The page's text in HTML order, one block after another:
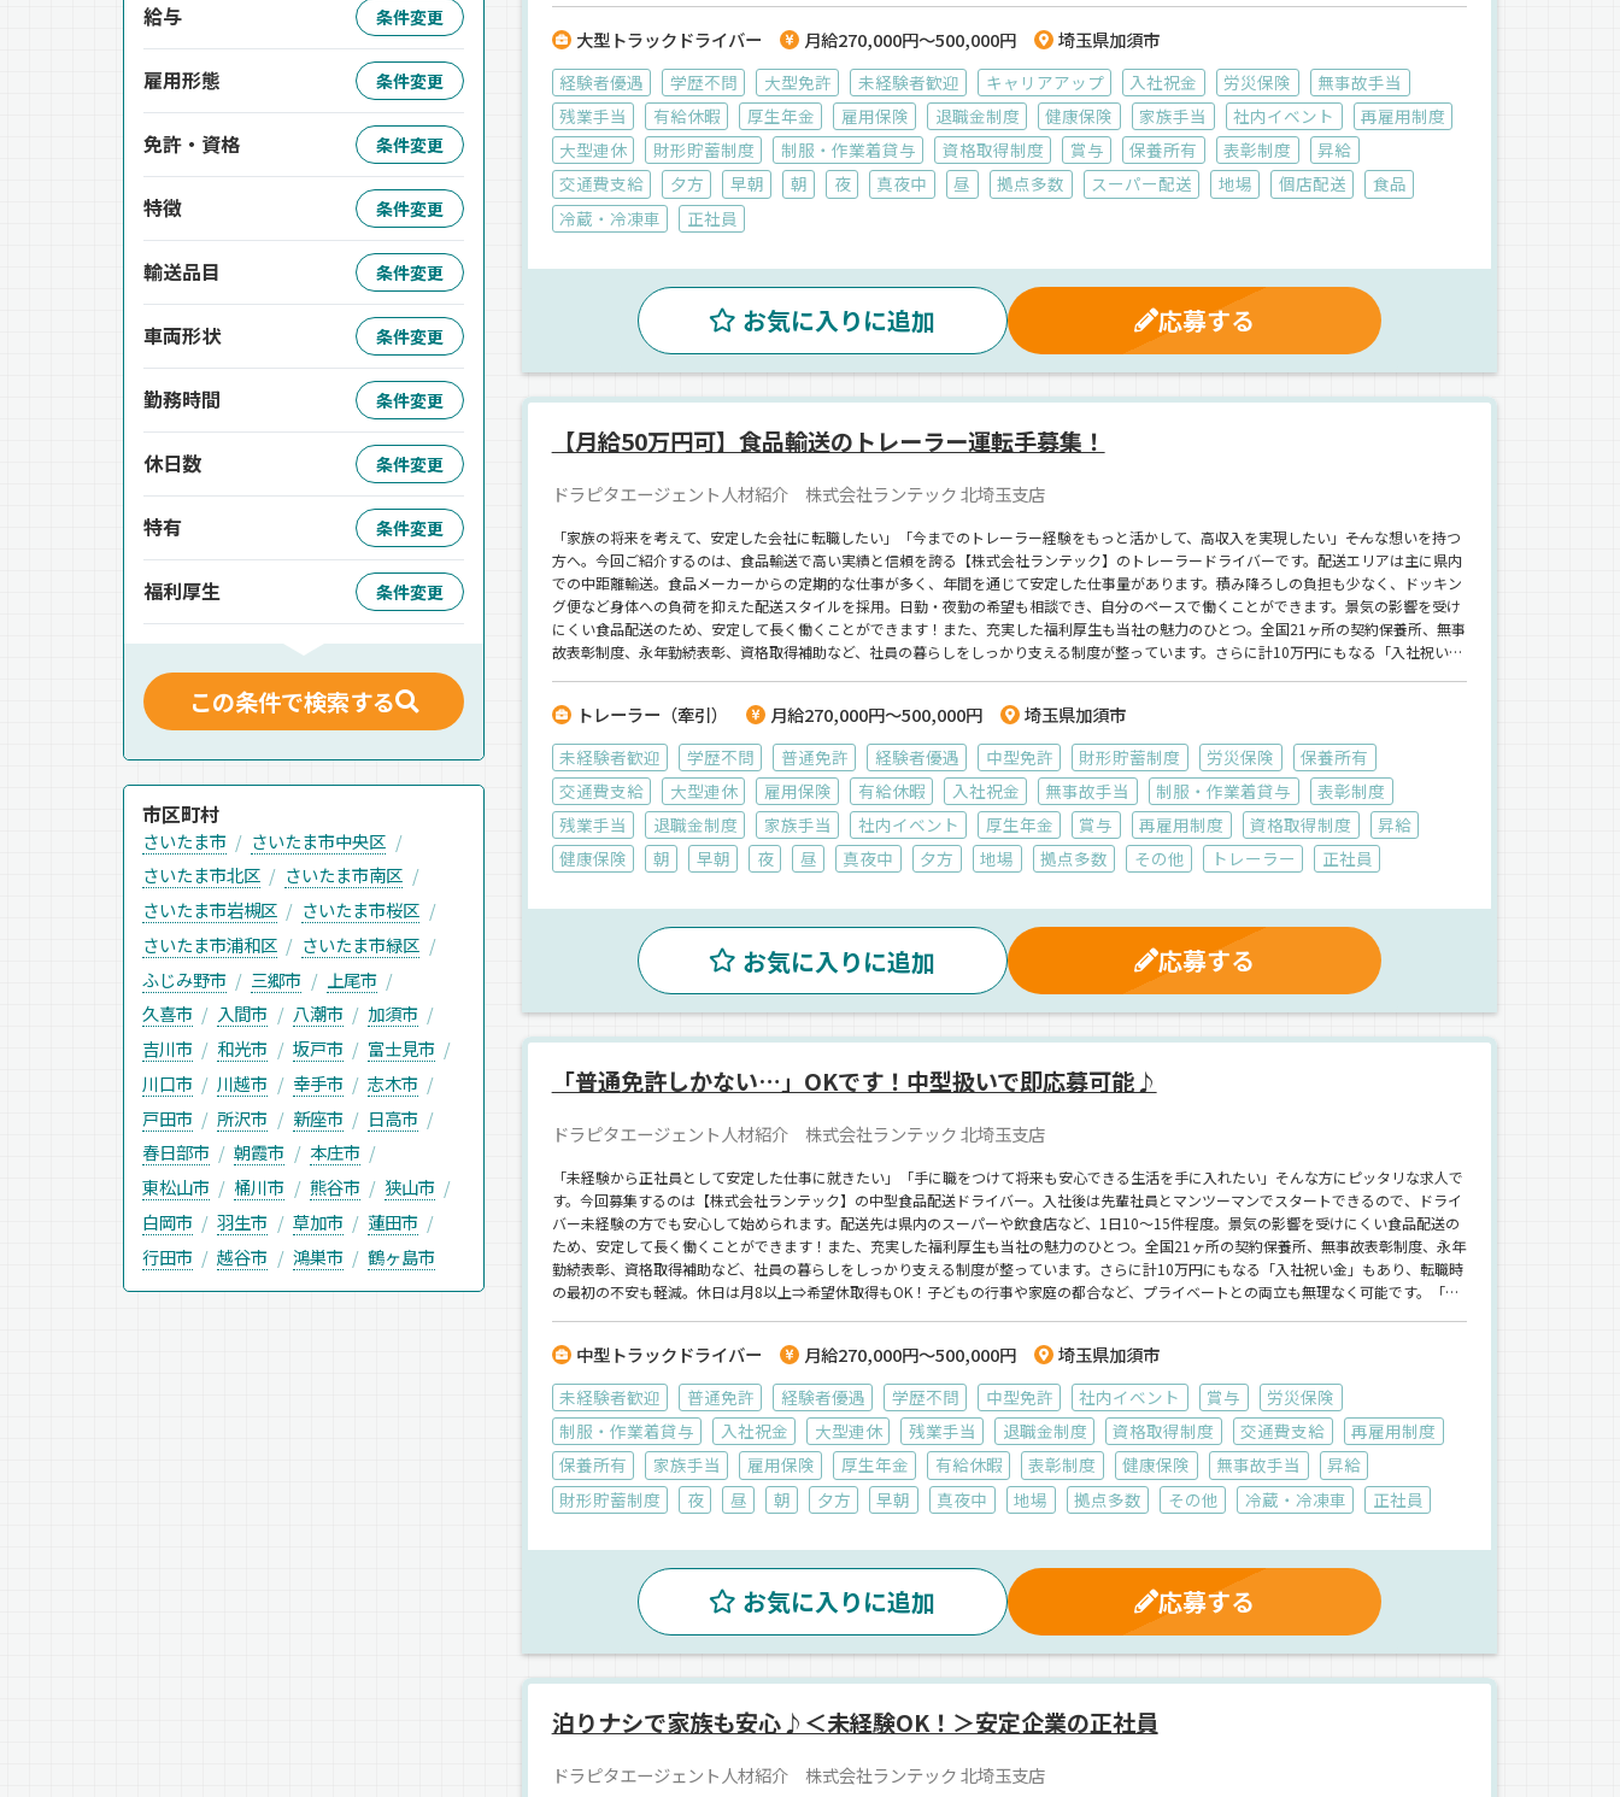
大型トラックドライバー 月給270,000円～500,000円 埼玉県加須市
経験者優遇 学歴不問 大型免許 未経験者歓迎 キャリアアップ 入社祝金 労災保険
無事故手当
残業手当
有給休暇 厚生年金 雇用保険 退職金制度 健康保険 家族手当 社内イベント
再雇用制度
大型連休
財形貯蓄制度 制服・作業着貸与 資格取得制度 賞与 保養所有 表彰制度
昇給
交通費支給
夕方 早朝 朝 夜 真夜中 昼 拠点多数 スーパー配送 地場 個店配送
食品
冷蔵・冷凍車
正社員
お気に入りに追加 応募する
【月給50万円可】食品輸送のトレーラー運転手募集！
ドラピタエージェント人材紹介 株式会社ランテック 北埼玉支店
「家族の将来を考えて、安定した会社に転職したい」「今までのトレーラー経験をもっと活かして、高収入を実現したい」――そんな想いを持つ
方へ。今回ご紹介するのは、食品輸送で高い実績と信頼を誇る【株式会社ランテック】のトレーラードライバーです。配送エリアは主に県内
での中距離輸送。食品メーカーからの定期的な仕事が多く、年間を通じて安定した仕事量があります。積み降ろしの負担も少なく、ドッキン
グ便など身体への負荷を抑えた配送スタイルを採用。日勤・夜勤の希望も相談でき、自分のペースで働くことができます。景気の影響を受け
にくい食品配送のため、安定して長く働くことができます！また、充実した福利厚生も当社の魅力のひとつ。全国21ヶ所の契約保養所、無事
故表彰制度、永年勤続表彰、資格取得補助など、社員の暮らしをしっかり支える制度が整っています。さらに計10万円にもなる「入社祝い
職場です。【株式会社ランテック】でのお仕事ですが、応募はドラピタエージェントを通じてのご紹介になります！
トレーラー（牽引） 月給270,000円～500,000円 埼玉県加須市
未経験者歓迎 学歴不問 普通免許 経験者優遇 中型免許 財形貯蓄制度 労災保険
保養所有
交通費支給
大型連休 雇用保険 有給休暇 入社祝金 無事故手当 制服・作業着貸与
表彰制度
残業手当
退職金制度 家族手当 社内イベント 厚生年金 賞与 再雇用制度 資格取得制度
昇給
健康保険
朝 早朝 夜 昼 真夜中 夕方 地場 拠点多数 その他 トレーラー 正社員
お気に入りに追加 応募する
「普通免許しかない…」OKです！中型扱いで即応募可能♪
ドラピタエージェント人材紹介 株式会社ランテック 北埼玉支店
「未経験から正社員として安定した仕事に就きたい」「手に職をつけて将来も安心できる生活を手に入れたい」そんな方にピッタリな求人で
す。今回募集するのは【株式会社ランテック】の中型食品配送ドライバー。入社後は先輩社員とマンツーマンでスタートできるので、ドライ
バー未経験の方でも安心して始められます。配送先は県内のスーパーや飲食店など、1日10〜15件程度。景気の影響を受けにくい食品配送の
ため、安定して長く働くことができます！また、充実した福利厚生も当社の魅力のひとつ。全国21ヶ所の契約保養所、無事故表彰制度、永年
勤続表彰、資格取得補助など、社員の暮らしをしっかり支える制度が整っています。さらに計10万円にもなる「入社祝い金」もあり、転職時
の最初の不安も軽減。休日は月8以上⇒希望休取得もOK！子どもの行事や家庭の都合など、プライベートとの両立も無理なく可能です。「運
中型トラックドライバー 月給270,000円～500,000円 埼玉県加須市
未経験者歓迎 普通免許 経験者優遇 学歴不問 中型免許 社内イベント 賞与
労災保険
制服・作業着貸与
入社祝金 大型連休 残業手当 退職金制度 資格取得制度 交通費支給
再雇用制度
保養所有
家族手当 雇用保険 厚生年金 有給休暇 表彰制度 健康保険 無事故手当
昇給
財形貯蓄制度
夜 昼 朝 夕方 早朝 真夜中 地場 拠点多数 その他 冷蔵・冷凍車 正社員
お気に入りに追加 応募する
泊りナシで家族も安心♪＜未経験OK！＞安定企業の正社員
ドラピタエージェント人材紹介 株式会社ランテック 北埼玉支店
給与 条件変更
雇用形態 条件変更
免許・資格 条件変更
特徴 条件変更
輸送品目 条件変更
車両形状 条件変更
勤務時間 条件変更
休日数 条件変更
特有 条件変更
福利厚生 条件変更
この条件で検索する
市区町村
さいたま市
さいたま市中央区
さいたま市北区
さいたま市南区
さいたま市岩槻区
さいたま市桜区
さいたま市浦和区
さいたま市緑区
ふじみ野市
三郷市
上尾市
久喜市
入間市 八潮市
加須市
吉川市
和光市 坂戸市
富士見市
川口市
川越市 幸手市
志木市
戸田市
所沢市 新座市
日高市
春日部市
朝霞市
本庄市
東松山市
桶川市 熊谷市
狭山市
白岡市
羽生市 草加市
蓮田市
行田市
越谷市 鴻巣市 鶴ヶ島市